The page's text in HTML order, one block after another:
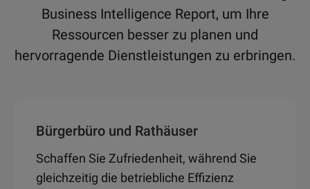
Business Intelligence Report, um Ihre
Ressourcen besser zu planen und
hervorragende Dienstleistungen zu erbringen.
Bürgerbüro und Rathäuser
Schaffen Sie Zufriedenheit, während Sie
gleichzeitig die betriebliche Effizienz